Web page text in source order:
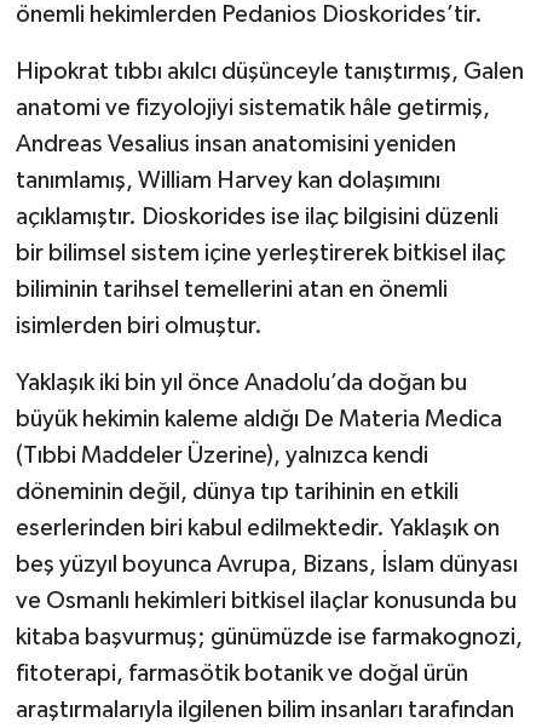
önemli hekimlerden Pedanios Dioskorides’tir.
Hipokrat tıbbı akılcı düşünceyle tanıştırmış, Galen
anatomi ve fizyolojiyi sistematik hâle getirmiş,
Andreas Vesalius insan anatomisini yeniden
tanımlamış, William Harvey kan dolaşımını
açıklamıştır. Dioskorides ise ilaç bilgisini düzenli
bir bilimsel sistem içine yerleştirerek bitkisel ilaç
biliminin tarihsel temellerini atan en önemli
isimlerden biri olmuştur.
Yaklaşık iki bin yıl önce Anadolu’da doğan bu
büyük hekimin kaleme aldığı De Materia Medica
(Tıbbi Maddeler Üzerine), yalnızca kendi
döneminin değil, dünya tıp tarihinin en etkili
eserlerinden biri kabul edilmektedir. Yaklaşık on
beş yüzyıl boyunca Avrupa, Bizans, İslam dünyası
ve Osmanlı hekimleri bitkisel ilaçlar konusunda bu
kitaba başvurmuş; günümüzde ise farmakognozi,
fitoterapi, farmasötik botanik ve doğal ürün
araştırmalarıyla ilgilenen bilim insanları tarafından